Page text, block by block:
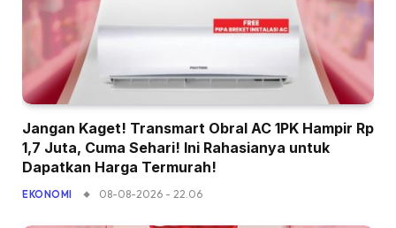
Jangan Kaget! Transmart Obral AC 1PK Hampir Rp
1,7 Juta, Cuma Sehari! Ini Rahasianya untuk
Dapatkan Harga Termurah!
EKONOMI 08-08-2026 - 22.06